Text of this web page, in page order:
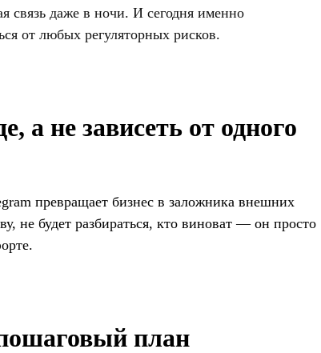
связь даже в ночи. И сегодня именно
от любых регуляторных рисков.
а не зависеть от одного
превращает бизнес в заложника внешних
не будет разбираться, кто виноват — он просто
план